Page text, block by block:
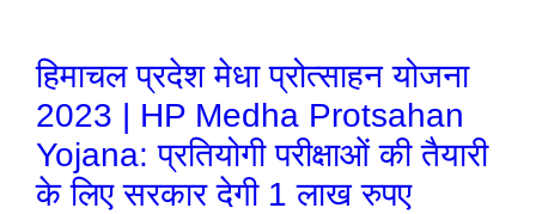
हिमाचल प्रदेश मेधा प्रोत्साहन योजना
2023 | HP Medha Protsahan
Yojana: प्रतियोगी परीक्षाओं की तैयारी
के लिए सरकार देगी 1 लाख रुपए